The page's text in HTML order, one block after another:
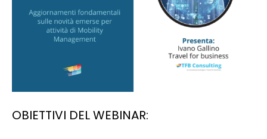
OBIETTIVI DEL WEBINAR: